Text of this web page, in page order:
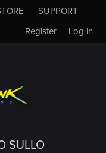
SUPPORT
Log in
Register
SULLO